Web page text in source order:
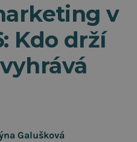
v
Kdo drží
Galušková